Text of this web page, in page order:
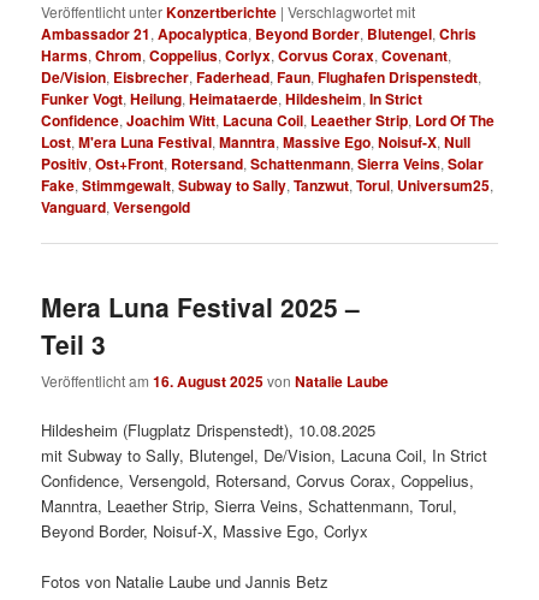
Veröffentlicht unterKonzertberichte |Verschlagwortet mit
Ambassador 21,Apocalyptica, Beyond Border, Blutengel,Chris
Harms,Chrom,Coppelius,Corlyx,Corvus Corax,Covenant,
De/Vision, Eisbrecher,Faderhead,Faun,Flughafen Drispenstedt,
Funker Vogt,Heilung,Heimataerde,Hildesheim,In Strict
Confidence,Joachim Witt, Lacuna Coil, Leaether Strip, Lord Of The
Lost,M'era Luna Festival,Manntra,Massive Ego,Noisuf-X,Null
Positiv,Ost+Front, Rotersand,Schattenmann,Sierra Veins,Solar
Fake,Stimmgewalt,Subway to Sally,Tanzwut,Torul, Universum25,
Vanguard,Versengold
Mera Luna Festival 2025 –
Teil 3
Veröffentlicht am16. August 2025vonNatalie Laube
Hildesheim (Flugplatz Drispenstedt), 10.08.2025
mit Subway to Sally, Blutengel, De/Vision, Lacuna Coil, In Strict
Confidence, Versengold, Rotersand, Corvus Corax, Coppelius,
Manntra, Leaether Strip, Sierra Veins, Schattenmann, Torul,
Beyond Border, Noisuf-X, Massive Ego, Corlyx
Fotos von Natalie Laube und Jannis Betz